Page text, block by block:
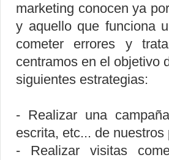
marketing conocen ya
y aquello que funciona
cometer errores y
centramos en el objetivo
siguientes estrategias:
- Realizar una
escrita, etc... de
- Realizar visitas